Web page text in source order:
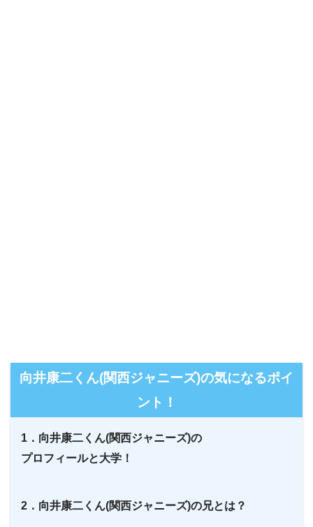
向井康二くん(関西ジャニーズ)の気になるポイ
ント！
1．向井康二くん(関西ジャニーズ)の
プロフィールと大学！
2．向井康二くん(関西ジャニーズ)の兄とは？